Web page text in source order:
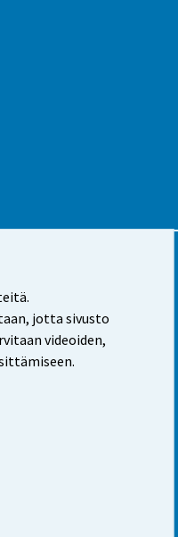
jotta sivusto
videoiden,